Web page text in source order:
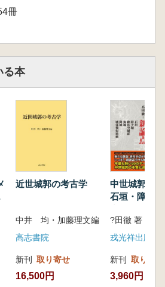
河口のデルタ地帯に築かれ
りの天守を備えた城郭
廃城、そして居城となった
塁線に見立てた外郭を有す
防御性が強い天守曲輪を備
り図集
城/上野城/彦根城/田辺城/岸
城/高取城/和歌山城/新宮城/
城/津山城/三原城/徳島城/高
冊
る本
近世城郭の考古学
中井 均・加藤理文編
高志書院
新刊 取り寄せ
16,500円
中世城郭の
石垣・障子
城・城郭類
?田徹 著
戎光祥出版
新刊 取り寄せ
3,960円